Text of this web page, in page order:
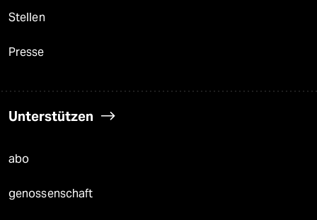
Stellen
Presse
Unterstützen
abo
genossenschaft